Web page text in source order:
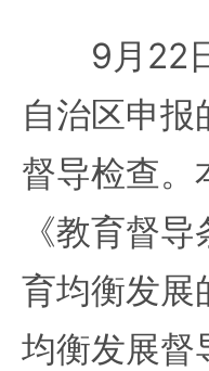
9月22日
自治区申
督导检查。
《教育督
育均衡发展
均衡发展督